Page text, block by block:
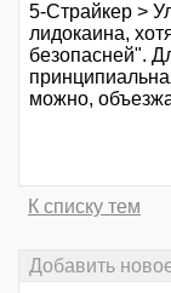
5-Страйкер >
лидокаина,
безопасней".
можно,
К списку тем
Добавить